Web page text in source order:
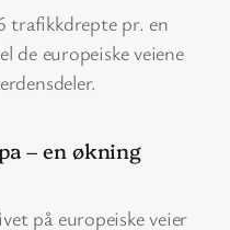
trafikkdrepte pr. en
de europeiske veiene
– en økning
på europeiske veier